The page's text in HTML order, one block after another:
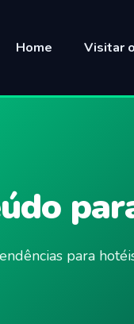
Home Visitar
para